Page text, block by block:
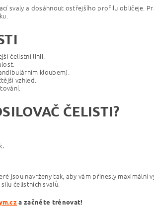
svaly a dosáhnout ostřejšího profilu obličeje.
čelistní linii.
kloubem).
vzhled.
ČELISTI?
jsou navrženy tak, aby vám přinesly
čelistních svalů.
.cza začněte trénovat!